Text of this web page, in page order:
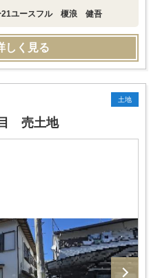
21ユースフル 榎浪 健吾
しく見る
土地
売土地